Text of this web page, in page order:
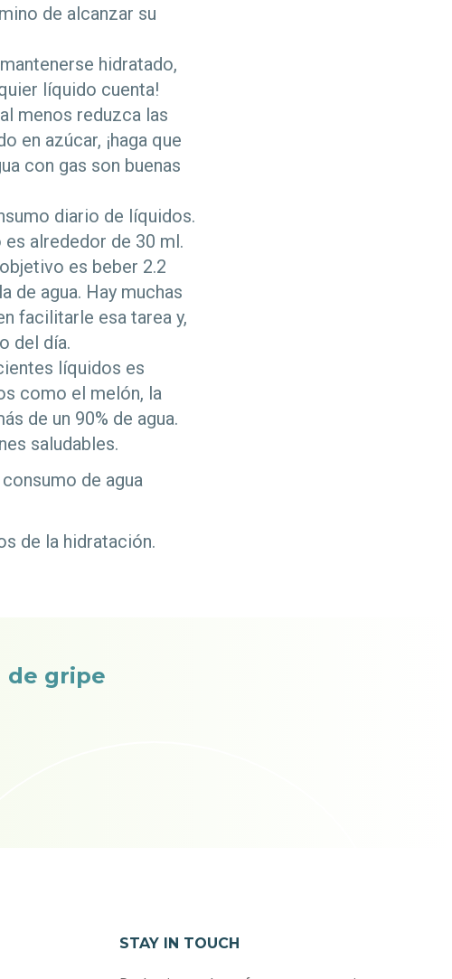
de alcanzar su
hidratado,
líquido cuenta!
menos reduzca las
en azúcar, ¡haga que
con gas son buenas
diario de líquidos.
alrededor de 30 ml.
es beber 2.2
de agua. Hay muchas
facilitarle esa tarea y,
del día.
líquidos es
como el melón, la
de un 90% de agua.
saludables.
de agua
de la hidratación.
de gripe
STAY IN TOUCH